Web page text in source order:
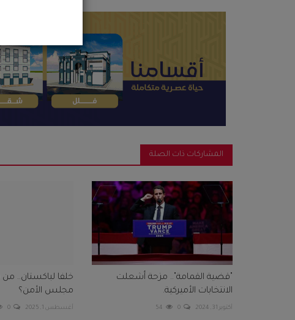
المشاركات ذات الصلة
"قضية القمامة".. مزحة أشعلت
الانتخابات الأميركية.
أكتوبر 31, 2024 0
54
خلفا لباكستان..
مجلس الأمن؟
أغسطس 1, 2025 0